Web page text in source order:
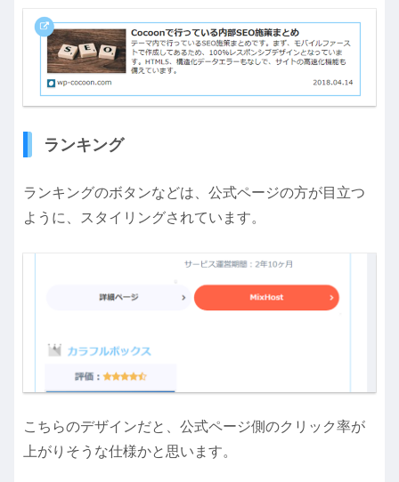
ランキング
ランキングのボタンなどは、公式ページの方が目立つ
ように、スタイリングされています。
こちらのデザインだと、公式ページ側のクリック率が
上がりそうな仕様かと思います。